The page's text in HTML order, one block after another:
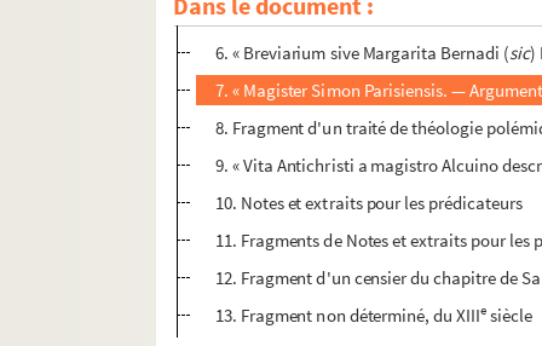
5. « Libellus fugit... a magistro Nepote de
6. « Breviarium sive Margarita Bernadi (sic)
7. « Magister Simon Parisiensis. —
8. Fragment d'un traité de théologie
9. « Vita Antichristi a magistro Alcuino
10. Notes et extraits pour les prédicateurs
11. Fragments de Notes et extraits pour les
12. Fragment d'un censier du chapitre de
13. Fragment non déterminé, du XIIIe siècle